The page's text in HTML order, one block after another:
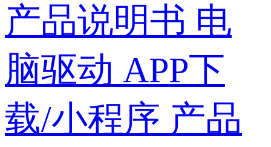
产品说明书 电
脑驱动 APP下
载/小程序 产品